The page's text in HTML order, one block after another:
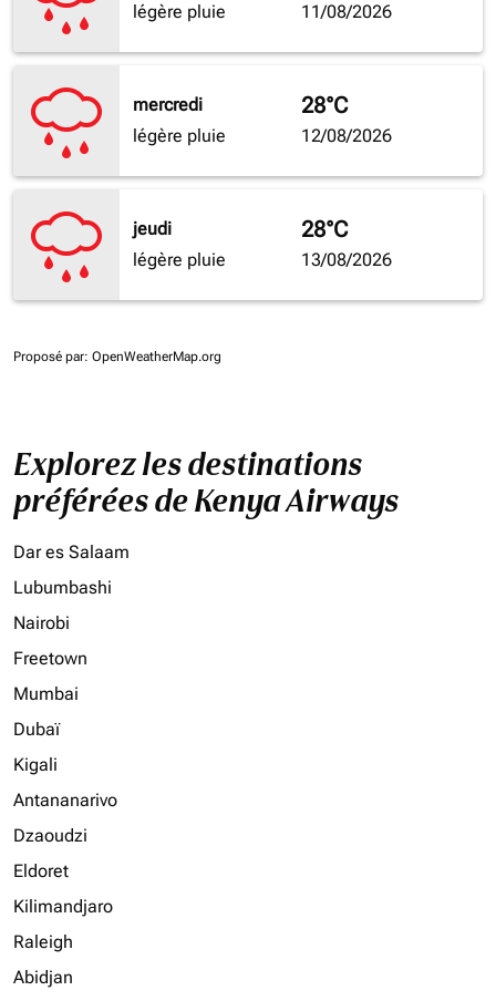
légère pluie
11/08/2026
mercredi
légère pluie
28°C
12/08/2026
jeudi
légère pluie
28°C
13/08/2026
Proposé par: OpenWeatherMap.org
Explorez les destinations
préférées de Kenya Airways
Dar es Salaam
Lubumbashi
Nairobi
Freetown
Mumbai
Dubaï
Kigali
Antananarivo
Dzaoudzi
Eldoret
Kilimandjaro
Raleigh
Abidjan